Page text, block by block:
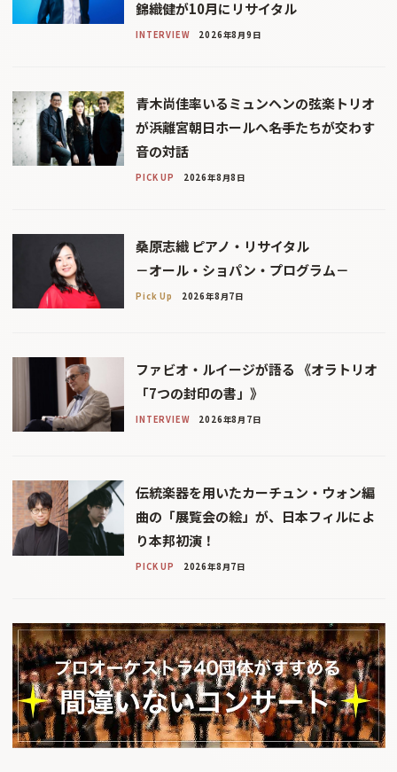
錦織健が10月にリサイタル
INTERVIEW 2026年8月9日
青木尚佳率いるミュンヘンの弦楽トリオ
が浜離宮朝日ホールへ――名手たちが交わす
音の対話
PICK UP 2026年8月8日
桑原志織 ピアノ・リサイタル
－オール・ショパン・プログラム－
Pick Up 2026年8月7日
ファビオ・ルイージが語る 《オラトリオ
「7つの封印の書」》
INTERVIEW 2026年8月7日
伝統楽器を用いたカーチュン・ウォン編
曲の「展覧会の絵」が、日本フィルによ
り本邦初演！
PICK UP 2026年8月7日